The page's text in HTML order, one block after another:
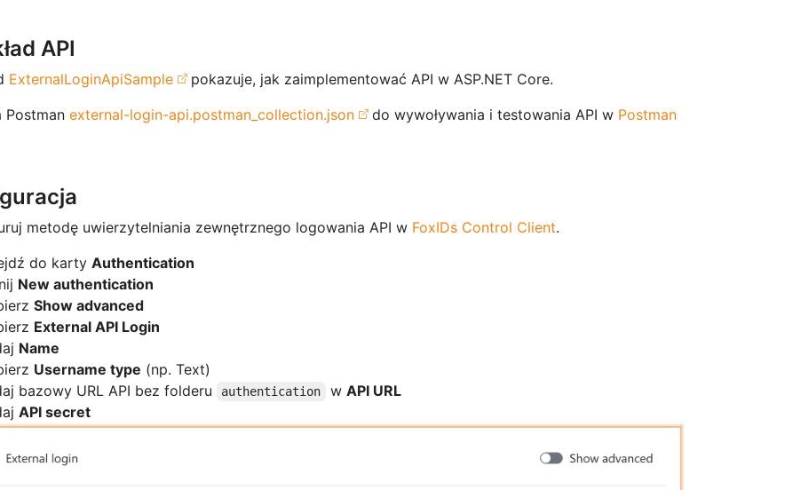
API
ExternalLoginApiSample
pokazuje, jak zaimplementować API w ASP.NET Core.
Postman external-login-api.postman_collection.json do wywoływania i testowania API w Postman
metodę uwierzytelniania zewnętrznego logowania API w FoxIDs Control Client.
do karty Authentication
New authentication
Show advanced
External API Login
Name
Username type (np. Text)
bazowy URL API bez folderu
authentication w API URL
API secret